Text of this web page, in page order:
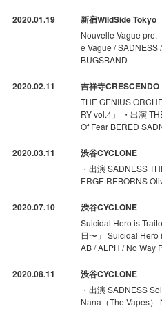
2020.01.19 新宿WildSide Tokyo
Nouvelle Vague pre.
e Vague / SADNESS
BUGSBAND
2020.02.11 吉祥寺CRESCENDO
THE GENIUS
RY vol.4」 ・出演
Of Fear BERED
2020.03.11 渋谷CYCLONE
・出演 SADNESS
ERGE REBORNS
2020.07.10 渋谷CYCLONE
Suicidal Hero is
日〜」 Suicidal Hero
AB / ALPH / No Way
2020.08.11 渋谷CYCLONE
・出演 SADNESS
Nana（The Vapes）